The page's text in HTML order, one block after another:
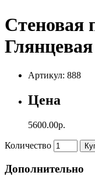
Стеновая
Артикул: 888
Цена
5600.00р.
Количество
Дополнительно